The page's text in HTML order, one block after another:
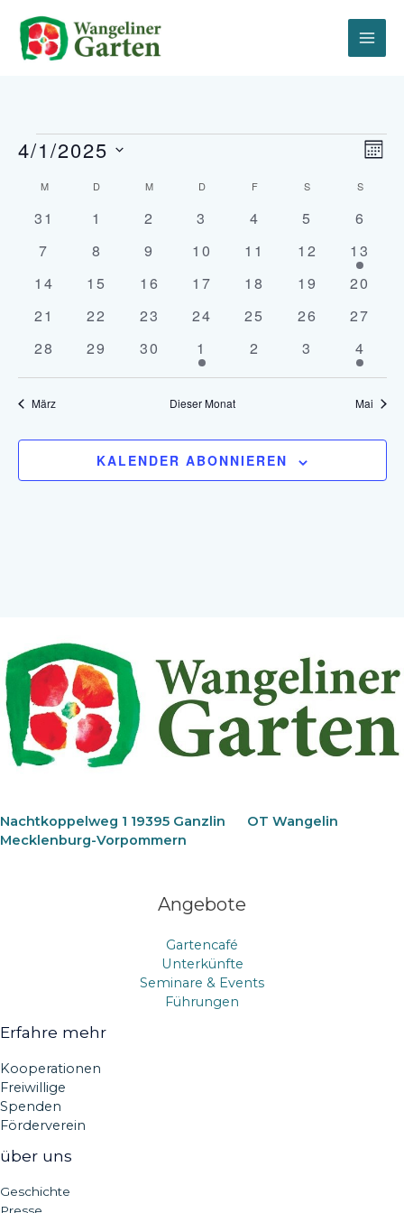
Inhalt
springen
Veranstaltungen
4/1/2025
wählen.
Kalender
Veranstaltungen
MMONTAG D DIENSTAGM MITTWOCH
DDONNERSTAG
FFREITAG S SAMSTAGS
0
31
0
1
0
2
0
3
0
4
0
5
0
6
0
7
0
8
0
9
0
10
0
Veranstaltungen
11
0
12
1
13
0
14
0
15
0
16
0
17
0
18
0
19
0
20
0
21
0
22
0
23
0
24
0
25
0
26
0
27
0
28
0
Veranstaltungen
29
0
Veranstaltungen
30
1
Veranstaltung
1
0
Veranstaltungen
2
0
3
1
4
März Dieser Monat Mai
KALENDER ABONNIEREN
Nachtkoppelweg 1 19395 Ganzlin OT Wangelin
Mecklenburg-Vorpommern
Angebote
Gartencafé
Unterkünfte
Seminare & Events
Führungen
Erfahre mehr
Kooperationen
Freiwillige
Spenden
Förderverein
über uns
Geschichte